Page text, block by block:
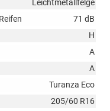
Leichtmetallfelge
71 dB
H
A
A
Turanza Eco
205/60 R16